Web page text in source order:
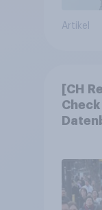
Artikel
[CH